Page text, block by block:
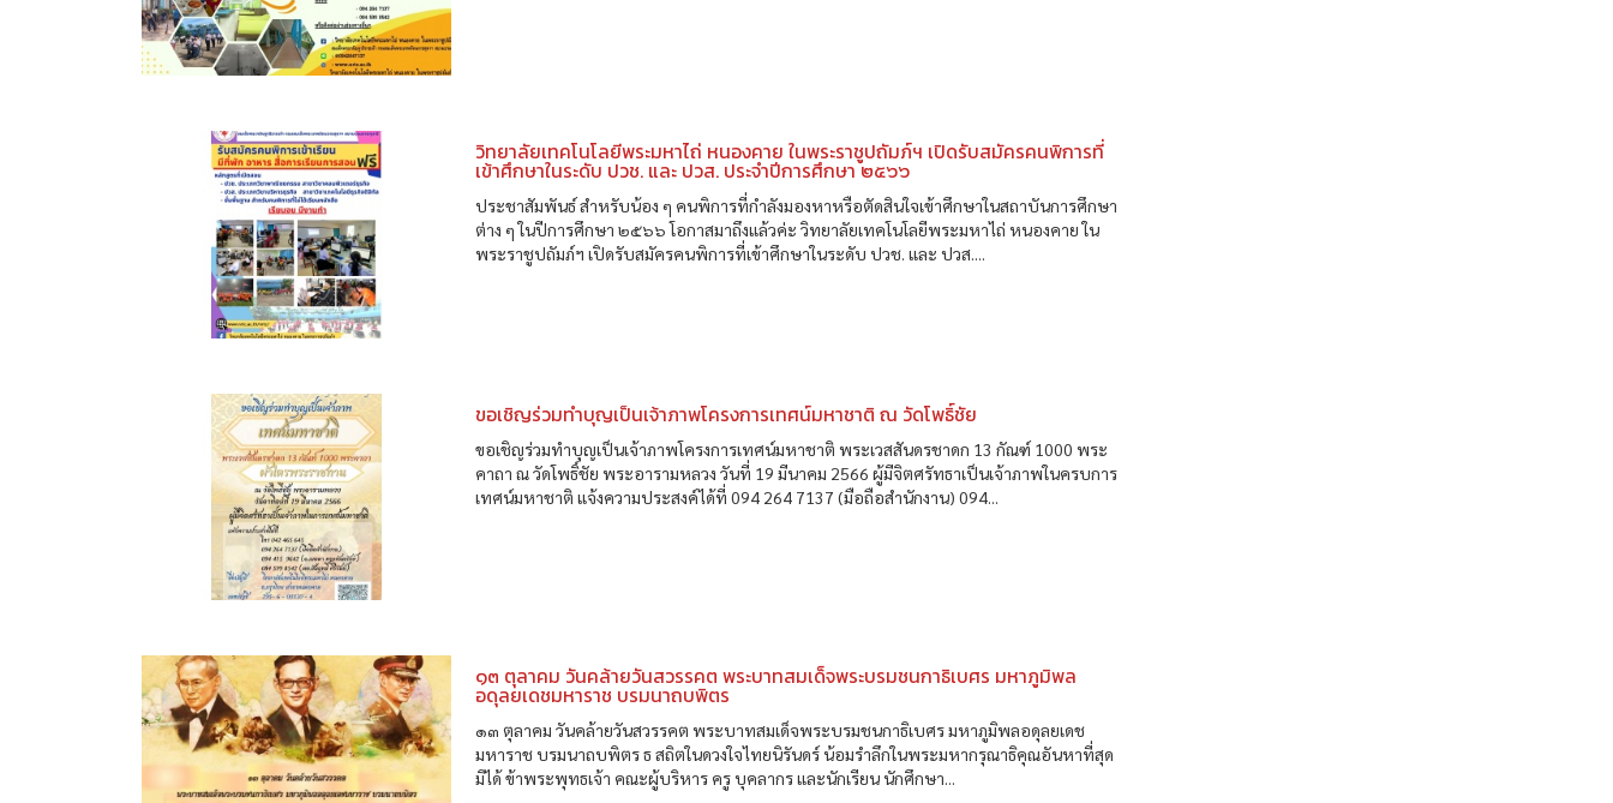
วิทยาลัยเทคโนโลยีพระมหาไถ่ หนองคาย ในพระราชูปถัมภ์ฯ เปิดรับสมัครคนพิการที่
เข้าศึกษาในระดับ ปวช. และ ปวส. ประจำปีการศึกษา ๒๕๖๖
ประชาสัมพันธ์ สำหรับน้อง ๆ คนพิการที่กำลังมองหาหรือตัดสินใจเข้าศึกษาในสถาบันการศึกษา
ต่าง ๆ ในปีการศึกษา ๒๕๖๖ โอกาสมาถึงแล้วค่ะ วิทยาลัยเทคโนโลยีพระมหาไถ่ หนองคาย ใน
พระราชูปถัมภ์ฯ เปิดรับสมัครคนพิการที่เข้าศึกษาในระดับ ปวช. และ ปวส....
ขอเชิญร่วมทำบุญเป็นเจ้าภาพโครงการเทศน์มหาชาติ ณ วัดโพธิ์ชัย
ขอเชิญร่วมทำบุญเป็นเจ้าภาพโครงการเทศน์มหาชาติ พระเวสสันดรชาดก 13 กัณฑ์ 1000 พระ
คาถา ณ วัดโพธิ์ชัย พระอารามหลวง วันที่ 19 มีนาคม 2566 ผู้มีจิตศรัทธาเป็นเจ้าภาพในครบการ
เทศน์มหาชาติ แจ้งความประสงค์ได้ที่ 094 264 7137 (มือถือสำนักงาน) 094...
๑๓ ตุลาคม วันคล้ายวันสวรรคต พระบาทสมเด็จพระบรมชนกาธิเบศร มหาภูมิพล
อดุลยเดชมหาราช บรมนาถบพิตร
๑๓ ตุลาคม วันคล้ายวันสวรรคต พระบาทสมเด็จพระบรมชนกาธิเบศร มหาภูมิพลอดุลยเดช
มหาราช บรมนาถบพิตร ธ สถิตในดวงใจไทยนิรันดร์ น้อมรำลึกในพระมหากรุณาธิคุณอันหาที่สุด
มิได้ ข้าพระพุทธเจ้า คณะผู้บริหาร ครู บุคลากร และนักเรียน นักศึกษา...